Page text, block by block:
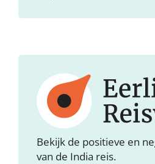
Bekijk de positieve en
van de India reis.